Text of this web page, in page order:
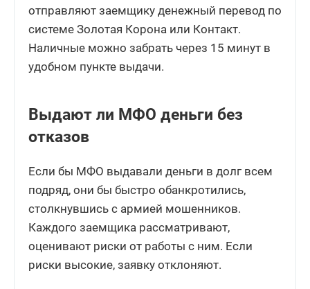
отправляют заемщику денежный перевод по
системе Золотая Корона или Контакт.
Наличные можно забрать через 15 минут в
удобном пункте выдачи.
Выдают ли МФО деньги без
отказов
Если бы МФО выдавали деньги в долг всем
подряд, они бы быстро обанкротились,
столкнувшись с армией мошенников.
Каждого заемщика рассматривают,
оценивают риски от работы с ним. Если
риски высокие, заявку отклоняют.